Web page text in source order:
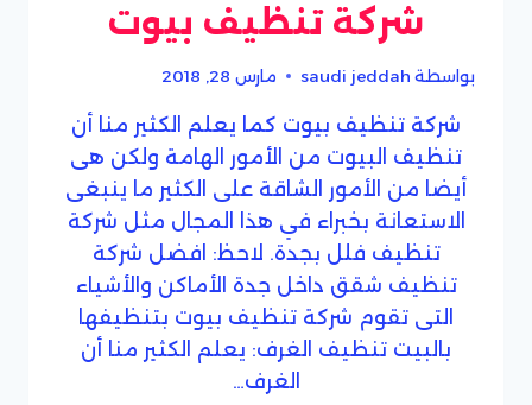
شركة تنظيف بيوت
بواسطة saudi jeddah مارس 28, 2018
شركة تنظيف بيوت كما يعلم الكثير منا أن
تنظيف البيوت من الأمور الهامة ولكن هى
أيضا من الأمور الشاقة على الكثير ما ينبغى
الاستعانة بخبراء في هذا المجال مثل شركة
تنظيف فلل بجدة. لاحظ: افضل شركة
تنظيف شقق داخل جدة الأماكن والأشياء
التى تقوم شركة تنظيف بيوت بتنظيفها
بالبيت تنظيف الغرف: يعلم الكثير منا أن
الغرف…